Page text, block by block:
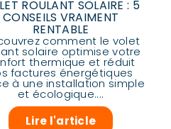
ROULANT SOLAIRE : 5
CONSEILS VRAIMENT
RENTABLE
comment le volet
solaire optimise votre
thermique et réduit
factures énergétiques
à une installation simple
et écologique....
Lire l'article